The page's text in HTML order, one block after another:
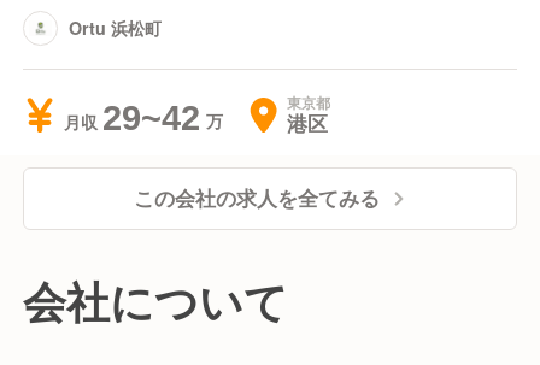
Ortu 浜松町
月収 29~42 東京都
港区
この会社の求人を全てみる
会社について